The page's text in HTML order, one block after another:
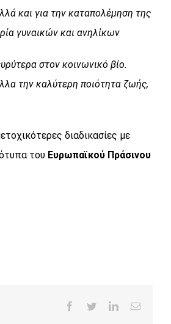
και για την καταπολέμηση της
γυναικών και ανηλίκων
στον κοινωνικό βίο.
την καλύτερη ποιότητα ζωής,
διαδικασίες με
του Ευρωπαϊκού Πράσινου
Facebook
TwitterLinkedInEmail